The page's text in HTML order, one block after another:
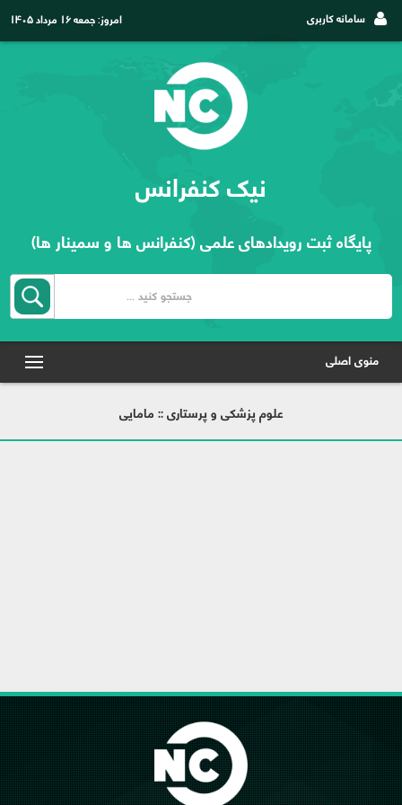
سامانه کاربری امروز:جمعه ۱۶ مرداد ۱۴۰۵
نیک کنفرانس
پایگاه ثبت رویدادهای علمی (کنفرانس ها و سمینار ها)
منوی اصلی
علوم پزشکی و پرستاری :: مامایی